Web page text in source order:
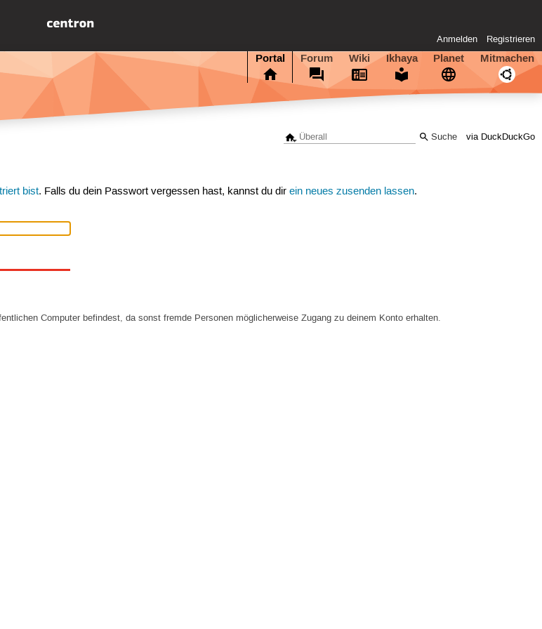
Anmelden Registrieren
Portal Forum Wiki Ikhaya Planet Mitmachen
via DuckDuckGo
bist. Falls du dein Passwort vergessen hast, kannst du direin neues zusenden lassen.
Computer befindest, da sonst fremde Personen möglicherweise Zugang zu deinem Konto erhalten.